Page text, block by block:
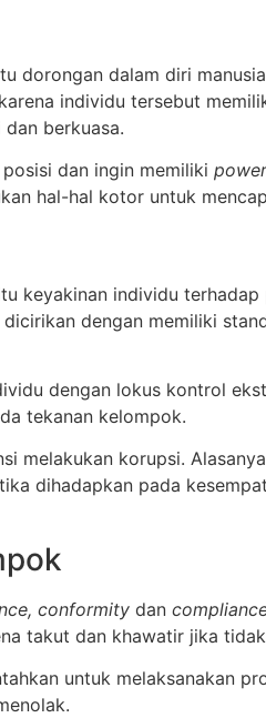
dorongan dalam diri
individu tersebut
berkuasa.
dan ingin memiliki
hal-hal kotor untuk
keyakinan individu
dengan memiliki
dengan lokus kontrol
tekanan kelompok.
melakukan korupsi.
dihadapkan pada
conformity dan
takut dan khawatir jika
untuk melaksanakan